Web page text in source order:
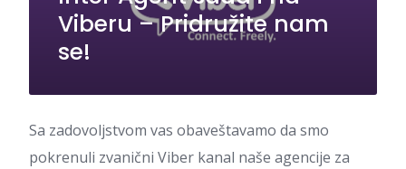
Viberu – Pridružite nam
se!
Sa zadovoljstvom vas obaveštavamo da smo
pokrenuli zvanični Viber kanal naše agencije za